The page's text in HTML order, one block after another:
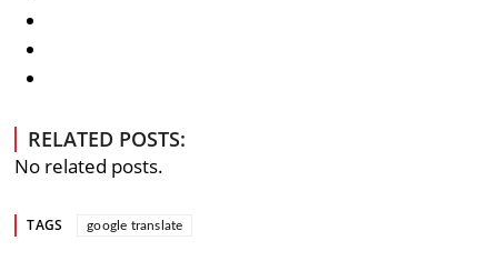
RELATED POSTS:
No related posts.
TAGS google translate